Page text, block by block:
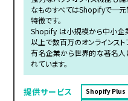
なものすべてはShopifyで一元
特徴です。
Shopify は小規模から中小企
以上で数百万のオンラインス
有名企業から世界的な著名人
れています。
提供サービス
Shopify Plus